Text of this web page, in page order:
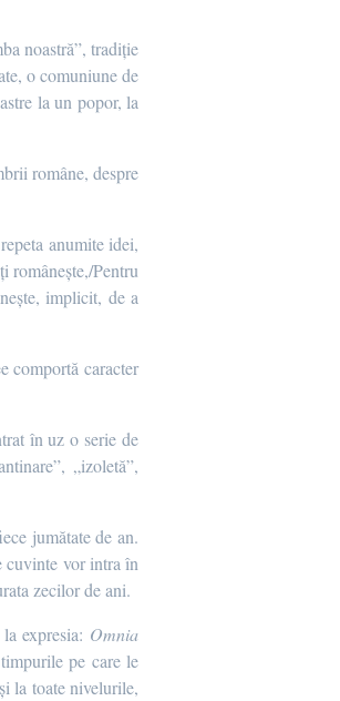
noastră”, tradiție
o comuniune de
la un popor, la
române, despre
anumite idei,
românește,/Pentru
implicit, de a
comportă caracter
în uz o serie de
„izoletă”,
jumătate de an.
cuvinte vor intra în
zecilor de ani.
expresia: Omnia
pe care le
la toate nivelurile,